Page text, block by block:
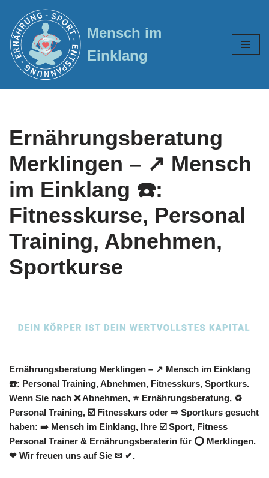
Zum
Inhalt
springen
Mensch im
Einklang
Ernährungsberatung
Merklingen – ↗️ Mensch
im Einklang ☎️:
Fitnesskurse, Personal
Training, Abnehmen,
Sportkurse
Ernährungsberatung Merklingen – ↗️ Mensch im Einklang
☎️: Personal Training, Abnehmen, Fitnesskurs, Sportkurs.
Wenn Sie nach ❌ Abnehmen, ⭐ Ernährungsberatung, ♻
Personal Training, ☑️ Fitnesskurs oder ⇒ Sportkurs gesucht
haben: ➡️ Mensch im Einklang, Ihre ☑️ Sport, Fitness
Personal Trainer & Ernährungsberaterin für ⭕ Merklingen.
❤ Wir freuen uns auf Sie ✉ ✔.